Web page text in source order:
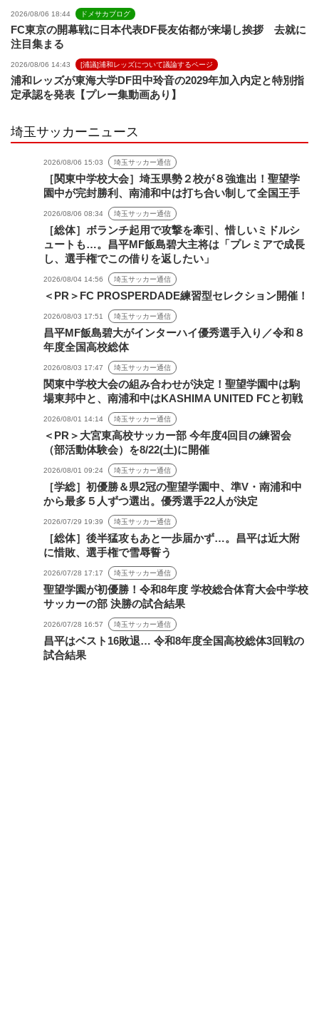
2026/08/06 18:44 ドメサカブログ
FC東京の開幕戦に日本代表DF長友佑都が来場し挨拶 去就に
注目集まる
2026/08/06 14:43 [浦議]浦和レッズについて議論するページ
浦和レッズが東海大学DF田中玲音の2029年加入内定と特別指
定承認を発表【プレー集動画あり】
埼玉サッカーニュース
2026/08/06 15:03 埼玉サッカー通信
［関東中学校大会］埼玉県勢２校が８強進出！聖望学
園中が完封勝利、南浦和中は打ち合い制して全国王手
2026/08/06 08:34 埼玉サッカー通信
［総体］ボランチ起用で攻撃を牽引、惜しいミドルシ
ュートも…。昌平MF飯島碧大主将は「プレミアで成長
し、選手権でこの借りを返したい」
2026/08/04 14:56 埼玉サッカー通信
＜PR＞FC PROSPERDADE練習型セレクション開催！
2026/08/03 17:51 埼玉サッカー通信
昌平MF飯島碧大がインターハイ優秀選手入り／令和８
年度全国高校総体
2026/08/03 17:47 埼玉サッカー通信
関東中学校大会の組み合わせが決定！聖望学園中は駒
場東邦中と、南浦和中はKASHIMA UNITED FCと初戦
2026/08/01 14:14 埼玉サッカー通信
＜PR＞大宮東高校サッカー部 今年度4回目の練習会
（部活動体験会）を8/22(土)に開催
2026/08/01 09:24 埼玉サッカー通信
［学総］初優勝＆県2冠の聖望学園中、準V・南浦和中
から最多５人ずつ選出。優秀選手22人が決定
2026/07/29 19:39 埼玉サッカー通信
［総体］後半猛攻もあと一歩届かず…。昌平は近大附
に惜敗、選手権で雪辱誓う
2026/07/28 17:17 埼玉サッカー通信
聖望学園が初優勝！令和8年度 学校総合体育大会中学校
サッカーの部 決勝の試合結果
2026/07/28 16:57 埼玉サッカー通信
昌平はベスト16敗退… 令和8年度全国高校総体3回戦の
試合結果